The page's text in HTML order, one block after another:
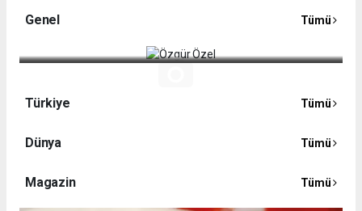
Genel Tümü
Türkiye Tümü
Dünya Tümü
Magazin Tümü